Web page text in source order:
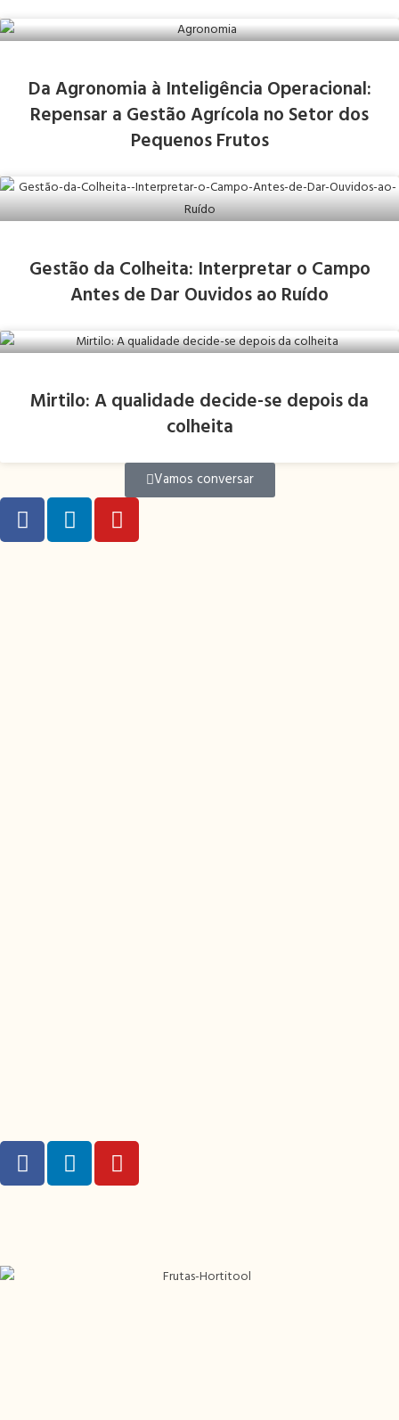
Da Agronomia à Inteligência Operacional:
Repensar a Gestão Agrícola no Setor dos
Pequenos Frutos
Gestão da Colheita: Interpretar o Campo
Antes de Dar Ouvidos ao Ruído
Mirtilo: A qualidade decide-se depois da
colheita
Vamos conversar